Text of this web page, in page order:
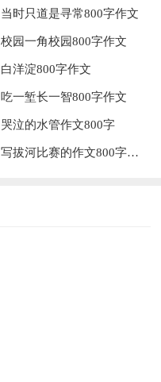
当时只道是寻常800字作文
校园一角校园800字作文
白洋淀800字作文
吃一堑长一智800字作文
哭泣的水管作文800字
写拔河比赛的作文800字左右